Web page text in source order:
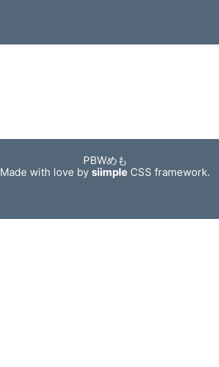
PBWめも
Made with love bysiimple CSS framework.